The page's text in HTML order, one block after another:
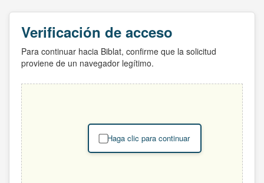
Verificación de acceso
Para continuar hacia Biblat, confirme que la solicitud
proviene de un navegador legítimo.
Haga clic para continuar